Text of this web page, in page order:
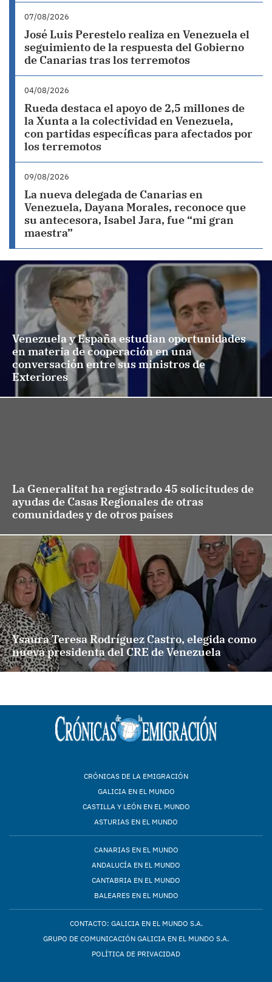
07/08/2026
José Luis Perestelo realiza en Venezuela el
seguimiento de la respuesta del Gobierno
de Canarias tras los terremotos
04/08/2026
Rueda destaca el apoyo de 2,5 millones de
la Xunta a la colectividad en Venezuela,
con partidas específicas para afectados por
los terremotos
09/08/2026
La nueva delegada de Canarias en
Venezuela, Dayana Morales, reconoce que
su antecesora, Isabel Jara, fue “mi gran
maestra”
Venezuela y España estudian oportunidades
en materia de cooperación en una
conversación entre sus ministros de
Exteriores
La Generalitat ha registrado 45 solicitudes de
ayudas de Casas Regionales de otras
comunidades y de otros países
Ysaura Teresa Rodríguez Castro, elegida como
nueva presidenta del CRE de Venezuela
CRÓNICAS DE LA EMIGRACIÓN
GALICIA EN EL MUNDO
CASTILLA Y LEÓN EN EL MUNDO
ASTURIAS EN EL MUNDO
CANARIAS EN EL MUNDO
ANDALUCÍA EN EL MUNDO
CANTABRIA EN EL MUNDO
BALEARES EN EL MUNDO
CONTACTO: GALICIA EN EL MUNDO S.A.
GRUPO DE COMUNICACIÓN GALICIA EN EL MUNDO S.A.
POLÍTICA DE PRIVACIDAD